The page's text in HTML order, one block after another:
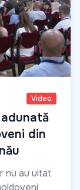
Video
adunată
din
nu au uitat